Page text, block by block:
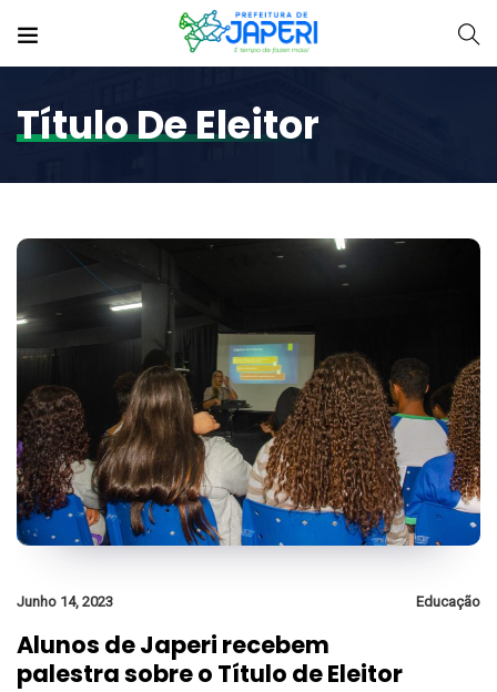
Título De Eleitor
Junho 14, 2023 Educação
Alunos de Japeri recebem
palestra sobre o Título de Eleitor